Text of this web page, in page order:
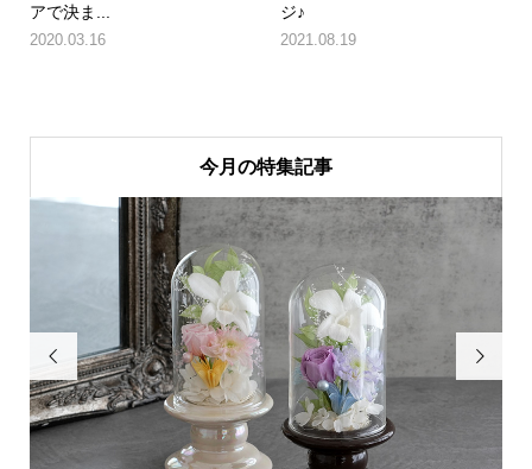
アで決ま...
2020.03.16
ジ♪
2021.08.19
今月の特集記事
 